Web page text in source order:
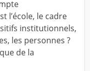
l’école, le cadre
institutionnels,
les personnes ?
de la